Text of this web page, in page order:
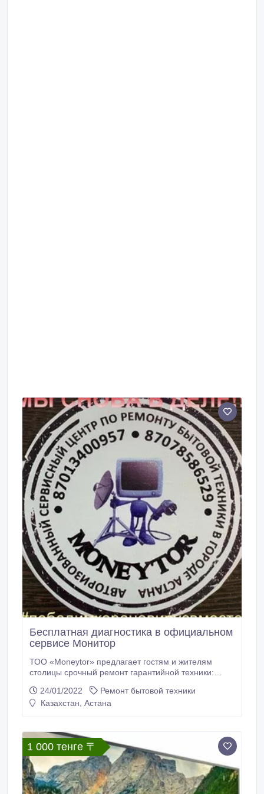
Бесплатная диагностика в официальном
сервисе Монитор
ТОО «Moneytor» предлагает гостям и жителям
столицы срочный ремонт гарантийной техники:
Колнер, Ставр, Галакси, Неолайн (Neoline), Норд,
Бирюса, Минск-Атлант, King, Pozis, Greta, Welton, De
Каштак и многие другие производители.
24/01/2022
Ремонт бытовой техники
Казахстан, Астана
1 000 тенге 〒